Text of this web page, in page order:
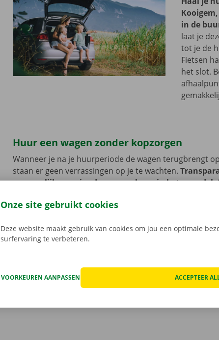
in de
laat je
tot je de
Fietsen
het slot.
Huur een wagen zonder kopzorgen
Wanneer je na je huurperiode de wagen terugbrengt
staan er geen verrassingen op je te wachten.
persoonlijke service dragen we hoog in het vaandel.
van pechverhelping binnen heel Europa. Zo geraak je
Onze site gebruikt cookies
Deze website maakt gebruik van cookies om jou een optimale
surfervaring te verbeteren.
VOORKEUREN AANPASSEN ACCEPTEER